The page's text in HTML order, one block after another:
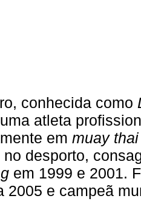
conhecida como
atleta
em muay
no desporto,
em 1999 e 2001.
2005 e campeã